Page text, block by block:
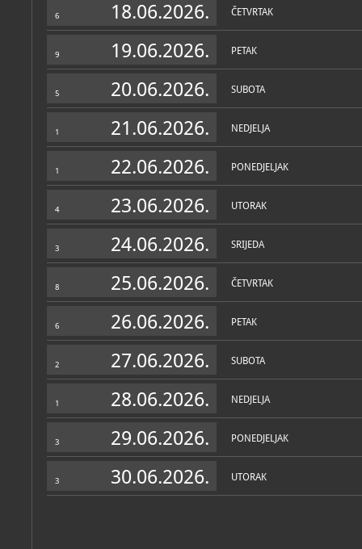
6 18.06.2026. ČETVRTAK
9 19.06.2026. PETAK
5 20.06.2026. SUBOTA
1 21.06.2026. NEDJELJA
1 22.06.2026. PONEDJELJAK
4 23.06.2026. UTORAK
3 24.06.2026. SRIJEDA
8 25.06.2026. ČETVRTAK
6 26.06.2026. PETAK
2 27.06.2026. SUBOTA
1 28.06.2026. NEDJELJA
3 29.06.2026. PONEDJELJAK
3 30.06.2026. UTORAK